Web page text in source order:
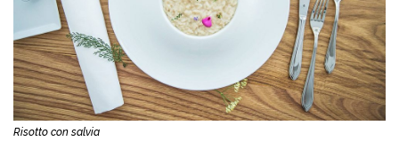
Risotto con salvia